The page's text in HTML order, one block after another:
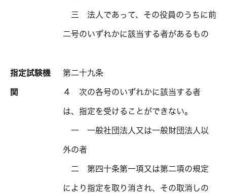
三 法人であって、その役員のうちに前
二号のいずれかに該当する者があるもの
指定試験機
関
第二十九条
４ 次の各号のいずれかに該当する者
は、指定を受けることができない。
一 一般社団法人又は一般財団法人以
外の者
二 第四十条第一項又は第二項の規定
により指定を取り消され、その取消しの